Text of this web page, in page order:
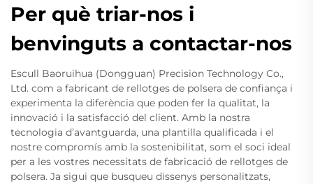
Per què triar-nos i
benvinguts a contactar-nos
Escull Baoruihua (Dongguan) Precision Technology Co.,
Ltd. com a fabricant de rellotges de polsera de confiança i
experimenta la diferència que poden fer la qualitat, la
innovació i la satisfacció del client. Amb la nostra
tecnologia d’avantguarda, una plantilla qualificada i el
nostre compromís amb la sostenibilitat, som el soci ideal
per a les vostres necessitats de fabricació de rellotges de
polsera. Ja sigui que busqueu dissenys personalitzats,